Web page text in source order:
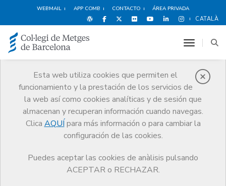
WEBMAIL APP COMB CONTACTO ÁREA PRIVADA
CATALÀ
Esta web utiliza cookies que permiten el
funcionamiento y la prestación de los servicios de
la web así como cookies analíticas y de sesión que
almacenan y recuperan información cuando navegas.
Clica AQUÍ para más información o para cambiar la
configuración de las cookies.
Puedes aceptar las cookies de anàlisis pulsando
ACEPTAR o RECHAZAR.
toggle
Noticias
Comunicación
Noticias
Cuestionario ERNA: análisis sobre la ética de la relación entre niveles
asistenciales